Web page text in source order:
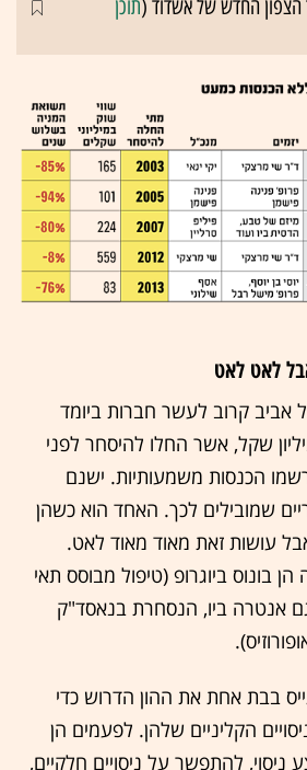
הצפון החדש של אשדוד (תוכן
לאט לאט
אביב קרוב לעשר חברות ביומד
של עד 700 מיליון שקל, אשר החלו להיסחר לפני
רשמו הכנסות משמעותיות. ישנם
שמובילים לכך. האחד הוא כשהן
עושות זאת מאוד מאוד לאט.
בונוס ביוגרופ (טיפול מבוסס תאי
אנטרה ביו, הנסחרת בנאסד"ק
בבת אחת את ההון הדרוש כדי
הקליניים שלהן. לפעמים הן
להתפשר על ניסויים חלקיים,